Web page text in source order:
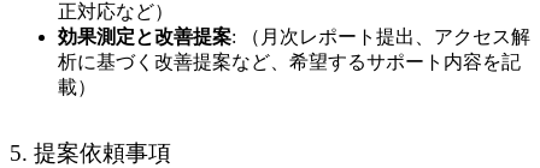
正対応など）
効果測定と改善提案: （月次レポート提出、アクセス解
析に基づく改善提案など、希望するサポート内容を記
載）
5. 提案依頼事項